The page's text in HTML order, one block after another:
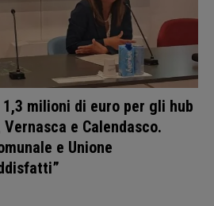
milioni di euro per gli hub
e Calendasco.
e Unione